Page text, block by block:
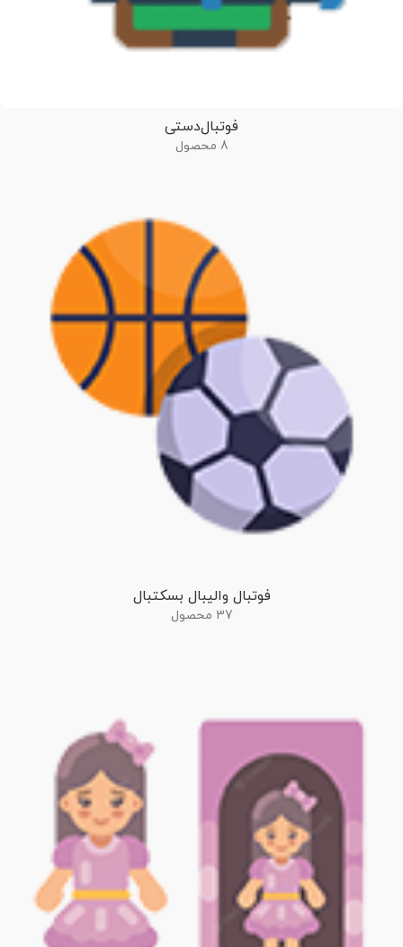
فوتبال‌دستی
8 محصول
فوتبال والیبال بسکتبال
37 محصول